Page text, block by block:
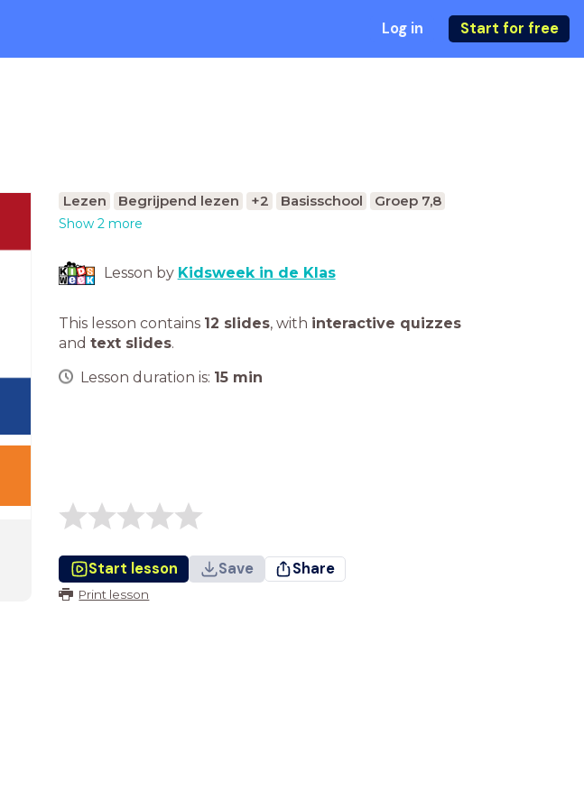
Log in Start for free
Lezen Begrijpend lezen +2 Basisschool Groep 7,8
Show 2 more
Lesson by Kidsweek in de Klas
This lesson contains 12 slides, with interactive quizzes
and text slides.
Lesson duration is: 15 min
Start lesson Save Share
Print lesson